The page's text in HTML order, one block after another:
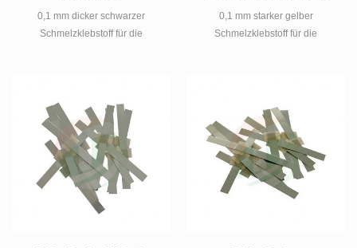
Schmelzklebstoff Für
Die Batterielasche
0,1 mm dicker schwarzer
Schmelzklebstoff für die
Die Batterielasche
0,1 mm starker gelber
Schmelzklebstoff für die